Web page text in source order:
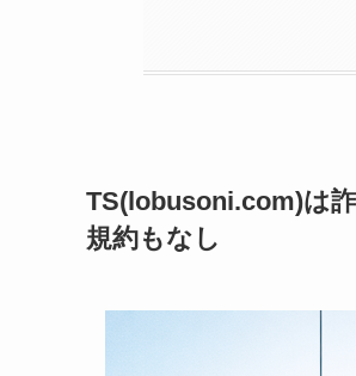
TS(lobusoni.com)は
規約もなし